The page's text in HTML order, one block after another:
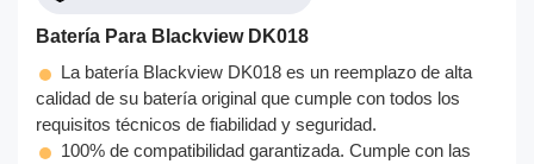
Batería Para Blackview DK018
La batería Blackview DK018 es un reemplazo de alta
calidad de su batería original que cumple con todos los
requisitos técnicos de fiabilidad y seguridad.
100% de compatibilidad garantizada. Cumple con las